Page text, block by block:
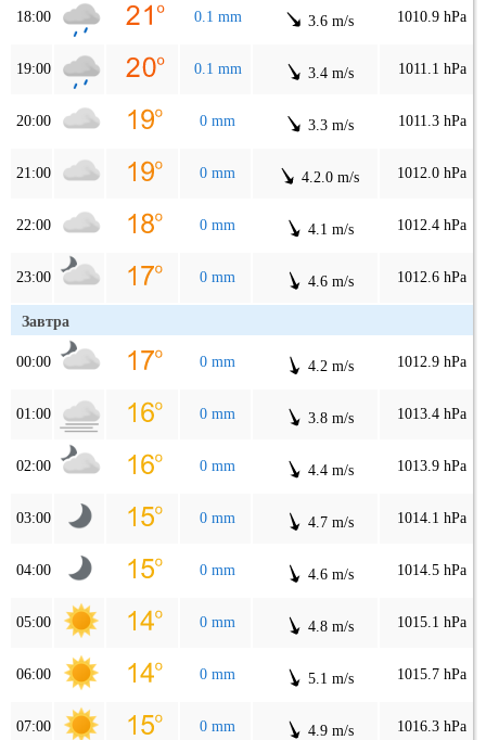
18:00 0.1 mm 3.6 m/s 1010.9 hPa
19:00 0.1 mm 3.4 m/s 1011.1 hPa
20:00 0 mm 3.3 m/s 1011.3 hPa
21:00 0 mm 4.2.0 m/s 1012.0 hPa
22:00 0 mm 4.1 m/s 1012.4 hPa
23:00 0 mm 4.6 m/s 1012.6 hPa
Завтра
00:00 0 mm 4.2 m/s 1012.9 hPa
01:00 0 mm 3.8 m/s 1013.4 hPa
02:00 0 mm 4.4 m/s 1013.9 hPa
03:00 0 mm 4.7 m/s 1014.1 hPa
04:00 0 mm 4.6 m/s 1014.5 hPa
05:00 0 mm 4.8 m/s 1015.1 hPa
06:00 0 mm 5.1 m/s 1015.7 hPa
07:00 0 mm 4.9 m/s 1016.3 hPa